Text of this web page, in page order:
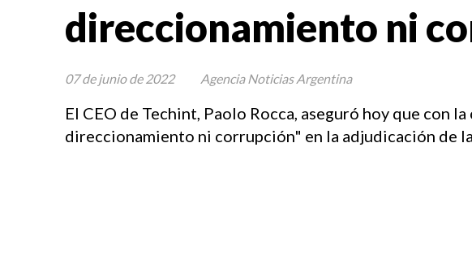
direccionamiento ni
El CEO de Techint, Paolo Rocca, aseguró hoy que
direccionamiento ni corrupción" en la adjudicación de
07 de junio de 2022 Agencia Noticias Argentina